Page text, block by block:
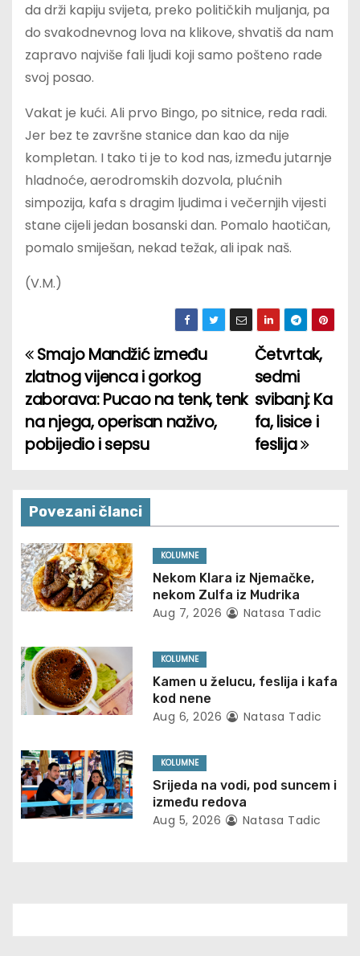
da drži kapiju svijeta, preko političkih muljanja, pa
do svakodnevnog lova na klikove, shvatiš da nam
zapravo najviše fali ljudi koji samo pošteno rade
svoj posao.
Vakat je kući. Ali prvo Bingo, po sitnice, reda radi.
Jer bez te završne stanice dan kao da nije
kompletan. I tako ti je to kod nas, između jutarnje
hladnoće, aerodromskih dozvola, plućnih
simpozija, kafa s dragim ljudima i večernjih vijesti
stane cijeli jedan bosanski dan. Pomalo haotičan,
pomalo smiješan, nekad težak, ali ipak naš.
(V.M.)
P
o
s
t
n
a
v
i
a
t
o
n
Četvrtak,
sedmi
svibanj: Ka
fa, lisice i
feslija
Smajo Mandžić između
zlatnog vijenca i gorkog
zaborava: Pucao na tenk, tenk
na njega, operisan naživo,
pobijedio i sepsu
Povezani članci
KOLUMNE
Nekom Klara iz Njemačke,
nekom Zulfa iz Mudrika
Aug 7, 2026 Natasa Tadic
KOLUMNE
Kamen u želucu, feslija i kafa
kod nene
Aug 6, 2026 Natasa Tadic
KOLUMNE
Srijeda na vodi, pod suncem i
između redova
Aug 5, 2026 Natasa Tadic